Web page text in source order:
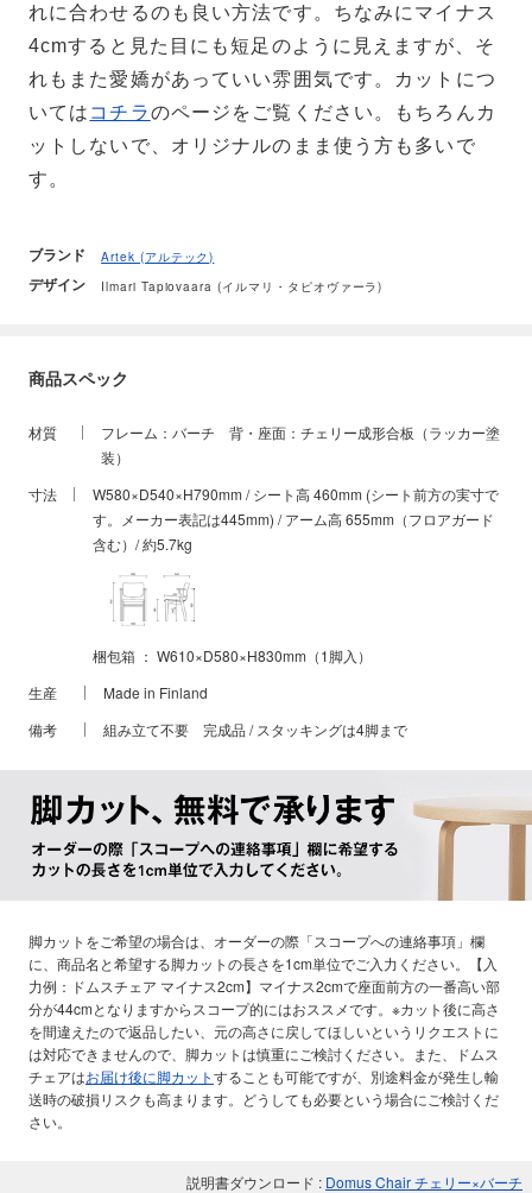
れに合わせるのも良い方法です。ちなみにマイナス
4cmすると見た目にも短足のように見えますが、そ
れもまた愛嬌があっていい雰囲気です。カットにつ
いては コチラのページをご覧ください。もちろんカ
ットしないで、オリジナルのまま使う方も多いで
す。
ブランド Artek (アルテック)
デザイン Ilmari Tapiovaara (イルマリ・タピオヴァーラ)
商品スペック
材質
フレーム：バーチ 背・座面：チェリー成形合板（ラッカー塗
装）
寸法
W580×D540×H790mm / シート高 460mm (シート前方の実寸で
す。メーカー表記は445mm) / アーム高 655mm（フロアガード
含む）/ 約5.7kg
梱包箱 ： W610×D580×H830mm（1脚入）
生産
Made in Finland
備考
組み立て不要 完成品 / スタッキングは4脚まで
脚カットをご希望の場合は、オーダーの際「スコープへの連絡事項」欄
に、商品名と希望する脚カットの長さを1cm単位でご入力ください。【入
力例：ドムスチェア マイナス2cm】マイナス2cmで座面前方の一番高い部
分が44cmとなりますからスコープ的にはおススメです。※カット後に高さ
を間違えたので返品したい、元の高さに戻してほしいというリクエストに
は対応できませんので、脚カットは慎重にご検討ください。また、ドムス
チェアはお届け後に脚カットすることも可能ですが、別途料金が発生し輸
送時の破損リスクも高まります。どうしても必要という場合にご検討くだ
さい。
説明書ダウンロード : Domus Chair チェリー×バーチ